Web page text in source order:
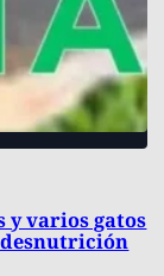
y varios gatos